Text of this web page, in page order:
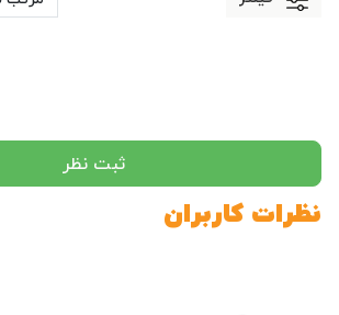
نظرات کاربران
ثبت نظر